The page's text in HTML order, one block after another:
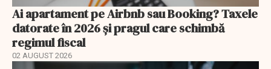
Ai apartament pe Airbnb sau Booking? Taxele
datorate în 2026 și pragul care schimbă
regimul fiscal
02 AUGUST 2026